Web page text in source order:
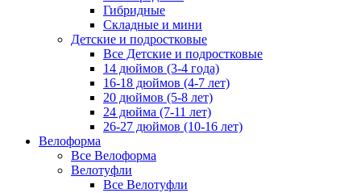
Гибридные
Складные и мини
Детские и подростковые
Все Детские и подростковые
14 дюймов (3-4 года)
16-18 дюймов (4-7 лет)
20 дюймов (5-8 лет)
24 дюйма (7-11 лет)
26-27 дюймов (10-16 лет)
Велоформа
Все Велоформа
Велотуфли
Все Велотуфли